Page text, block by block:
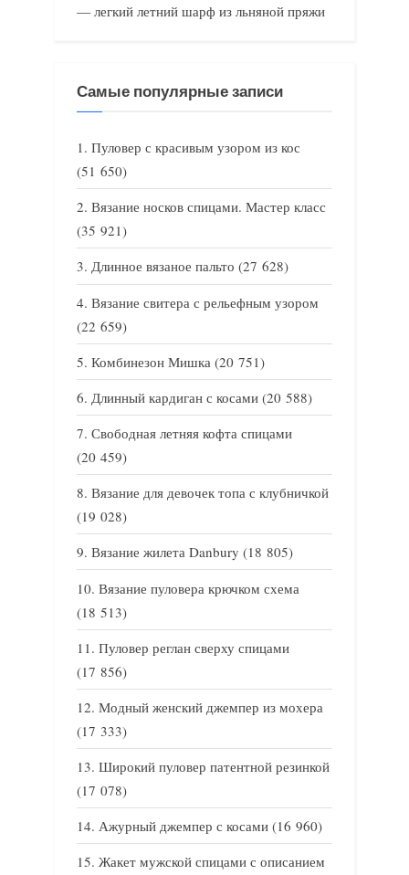
— легкий летний шарф из льняной пряжи
Самые популярные записи
Пуловер с красивым узором из кос
(51 650)
Вязание носков спицами. Мастер класс
(35 921)
Длинное вязаное пальто (27 628)
Вязание свитера с рельефным узором
(22 659)
Комбинезон Мишка (20 751)
Длинный кардиган с косами (20 588)
Свободная летняя кофта спицами
(20 459)
Вязание для девочек топа с клубничкой
(19 028)
Вязание жилета Danbury (18 805)
Вязание пуловера крючком схема
(18 513)
Пуловер реглан сверху спицами
(17 856)
Модный женский джемпер из мохера
(17 333)
Широкий пуловер патентной резинкой
(17 078)
Ажурный джемпер с косами (16 960)
Жакет мужской спицами с описанием